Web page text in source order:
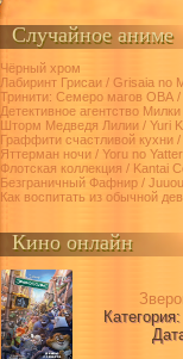
Случайное аниме
Чёрный хром
Лабиринт Грисаи / Grisaia no
Тринити: Семеро магов ОВА /
Детективное агентство Милки
Шторм Медведя Лилии / Yuri
Граффити счастливой кухни /
Яттерман ночи / Yoru no
Флотская коллекция / Kantai
Безграничный Фафнир / Juuou
Как воспитать из обычной
Кино онлайн
Категория: